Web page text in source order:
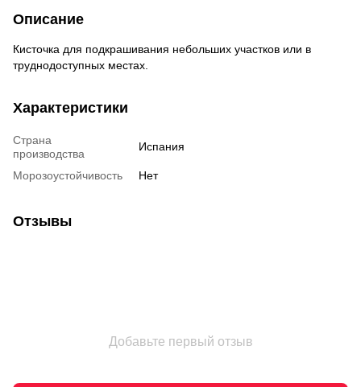
Описание
Кисточка для подкрашивания небольших участков или в
труднодоступных местах.
Характеристики
Страна
производства
Испания
Морозоустойчивость Нет
Отзывы
Добавьте первый отзыв